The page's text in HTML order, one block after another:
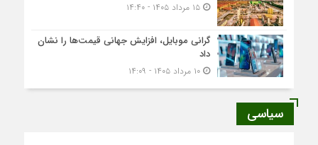
۱۵ مرداد ۱۴۰۵ - ۱۴:۴۰
گرانی موبایل، افزایش جهانی قیمت‌ها را نشان
داد
۱۰ مرداد ۱۴۰۵ - ۱۴:۰۹
سیاسی